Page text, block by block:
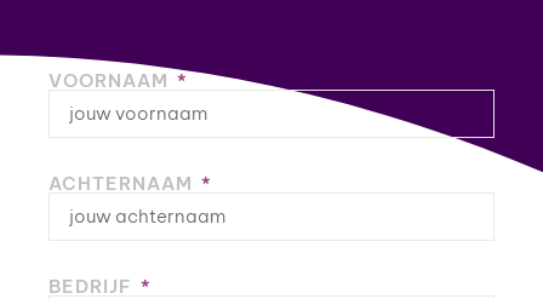
VOORNAAM
ACHTERNAAM
BEDRIJF